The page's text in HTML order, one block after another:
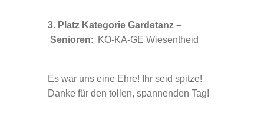
3. Platz Kategorie Gardetanz –
Senioren: KO-KA-GE Wiesentheid
Es war uns eine Ehre! Ihr seid spitze!
Danke für den tollen, spannenden Tag!